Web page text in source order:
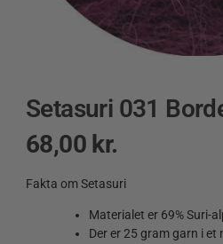
Setasuri 031
68,00 kr.
Fakta om Setasuri
Materialet er 69% Suri-
Der er 25 gram garn i et